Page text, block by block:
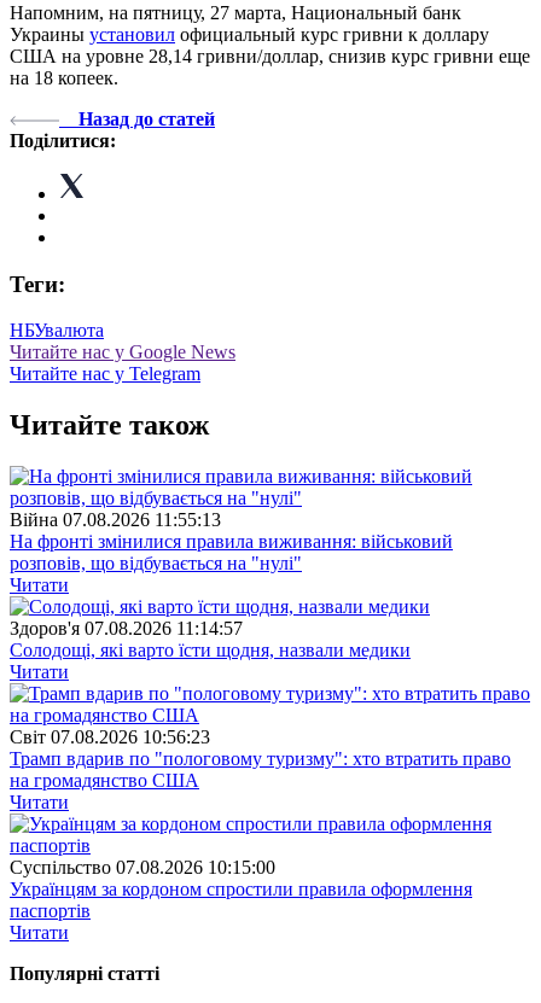
Напомним, на пятницу, 27 марта, Национальный банк
Украины установил официальный курс гривни к доллару
США на уровне 28,14 гривни/доллар, снизив курс гривни еще
на 18 копеек.
Назад до статей
Поділитися:
Теги:
НБУвалюта
Читайте нас у Google News
Читайте нас у Telegram
Читайте також
Війна 07.08.2026 11:55:13
На фронті змінилися правила виживання: військовий
розповів, що відбувається на "нулі"
Читати
Здоров'я 07.08.2026 11:14:57
Солодощі, які варто їсти щодня, назвали медики
Читати
Свiт 07.08.2026 10:56:23
Трамп вдарив по "пологовому туризму": хто втратить право
на громадянство США
Читати
Суспiльство 07.08.2026 10:15:00
Українцям за кордоном спростили правила оформлення
паспортів
Читати
Популярнi статтi